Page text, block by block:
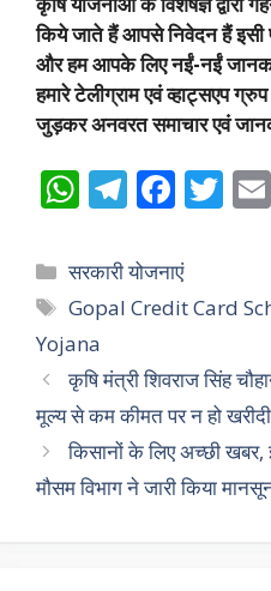
किये जाते हैं आपसे निवेदन हैं इसी
और हम आपके लिए नईं-नईं
हमारे टेलीग्राम एवं व्हाट्सएप
जुड़कर अनवरत समाचार एवं
W
at
s
A
p
p
T
e
gr
m
F
e
b
o
k
T
er
Categories
सरकारी योजनाएं
Tags
Gopal Credit Card
Yojana
कृषि मंत्री शिवराज सिंह
मूल्य से कम कीमत पर न हो
किसानों के लिए अच्छी खबर,
मौसम विभाग ने जारी किया